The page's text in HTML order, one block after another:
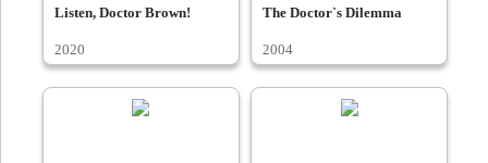
Listen, Doctor Brown!
2020
The Doctor`s Dilemma
2004